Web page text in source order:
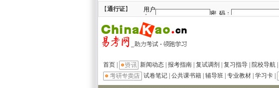
【通行证】
首页 新闻动态 报考指南 复试调剂 复习指导 院校导航
试卷笔记 公共课书籍 辅导班 专业教材 学习卡